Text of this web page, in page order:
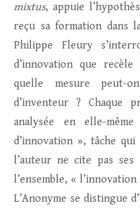
mixtus, appuie
reçu sa formation dans
Philippe Fleury
d’innovation que
quelle mesure peut-
d’inventeur ? Chaque
analysée en elle-
d’innovation », tâche
l’auteur ne cite pas
l’ensemble, «
L’Anonyme se distingue